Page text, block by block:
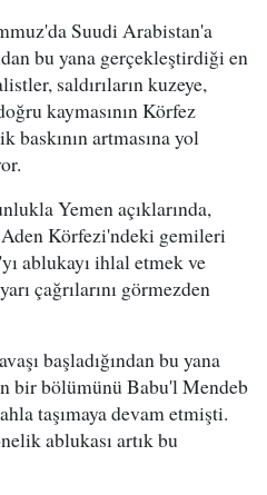
Suudi Arabistan'a
bu yana gerçekleştirdiği en
saldırıların kuzeye,
kaymasının Körfez
baskının artmasına yol
Yemen açıklarında,
Körfezi'ndeki gemileri
ablukayı ihlal etmek ve
çağrılarını görmezden
başladığından bu yana
bir bölümünü Babu'l Mendeb
taşımaya devam etmişti.
ablukası artık bu